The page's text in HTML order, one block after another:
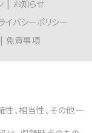
お知らせ
イバシーポリシー
免責事項
、相当性、その他一